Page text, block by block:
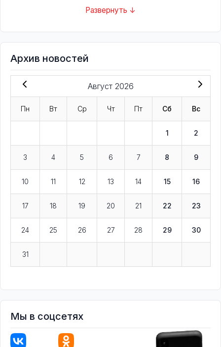
Развернуть ↓
Архив новостей
Август 2026
Пн Вт Ср Чт Пт Сб Вс
1 2
3 4 5 6 7 8 9
10 11 12 13 14 15 16
17 18 19 20 21 22 23
24 25 26 27 28 29 30
31
Мы в соцсетях